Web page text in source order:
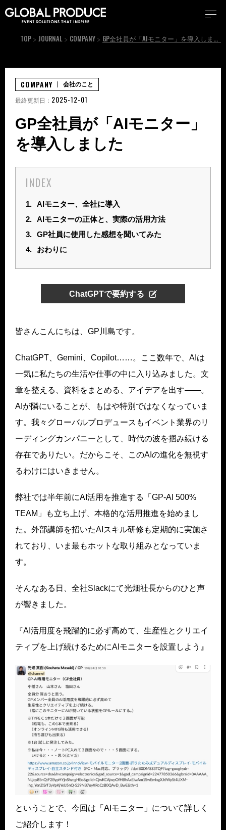
TOP JOURNAL COMPANY GP全社員が「AIモニター」を導入しました
GP全社員が「AIモニター」
を導入しました
INDEX
1. AIモニター、全社に導入
2. AIモニターの正体と、実際の活用方法
3. GP社員に使用した感想を聞いてみた
4.
おわりに
ChatGPTで要約する
皆さんこんにちは、GP川島です。
ChatGPT、Gemini、Copilot……。ここ数年で、AIは
一気に私たちの生活や仕事の中に入り込みました。文
章を整える、資料をまとめる、アイデアを出す——。
AIが隣にいることが、もはや特別ではなくなっていま
す。我々グローバルプロデュースもイベント業界のリ
ーディングカンパニーとして、時代の波を掴み続ける
存在でありたい。だからこそ、このAIの進化を無視す
るわけにはいきません。
弊社では半年前にAI活用を推進する「GP-AI 500%
TEAM」も立ち上げ、本格的な活用推進を始めまし
た。外部講師を招いたAIスキル研修も定期的に実施さ
れており、いま最もホットな取り組みとなっていま
す。
そんなある日、全社Slackにて光畑社長からのひと声
が響きました。
『AI活用度を飛躍的に必ず高めて、生産性とクリエイ
ティブを上げ続けるためにAIモニターを設置しよう』
ということで、今回は「AIモニター」について詳しく
ご紹介します！
COMPANY 会社のこと
最終更新日： 2025-12-01